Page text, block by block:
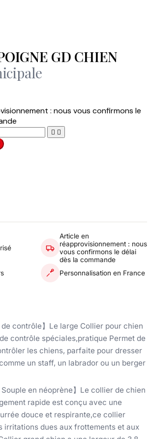
GD CHIEN
: nous vous confirmons le
 
Article en
réapprovisionnement : nous
vous confirmons le délai
dès la commande
Personnalisation en France
de contrôle】Le large Collier pour chien
contrôle spéciales,pratique Permet de
les chiens, parfaite pour dresser
un staff, un labrador ou un berger
Souple en néoprène】Le collier de chien
rapide est conçu avec une
douce et respirante,ce collier
irritations dues aux frottements et aux